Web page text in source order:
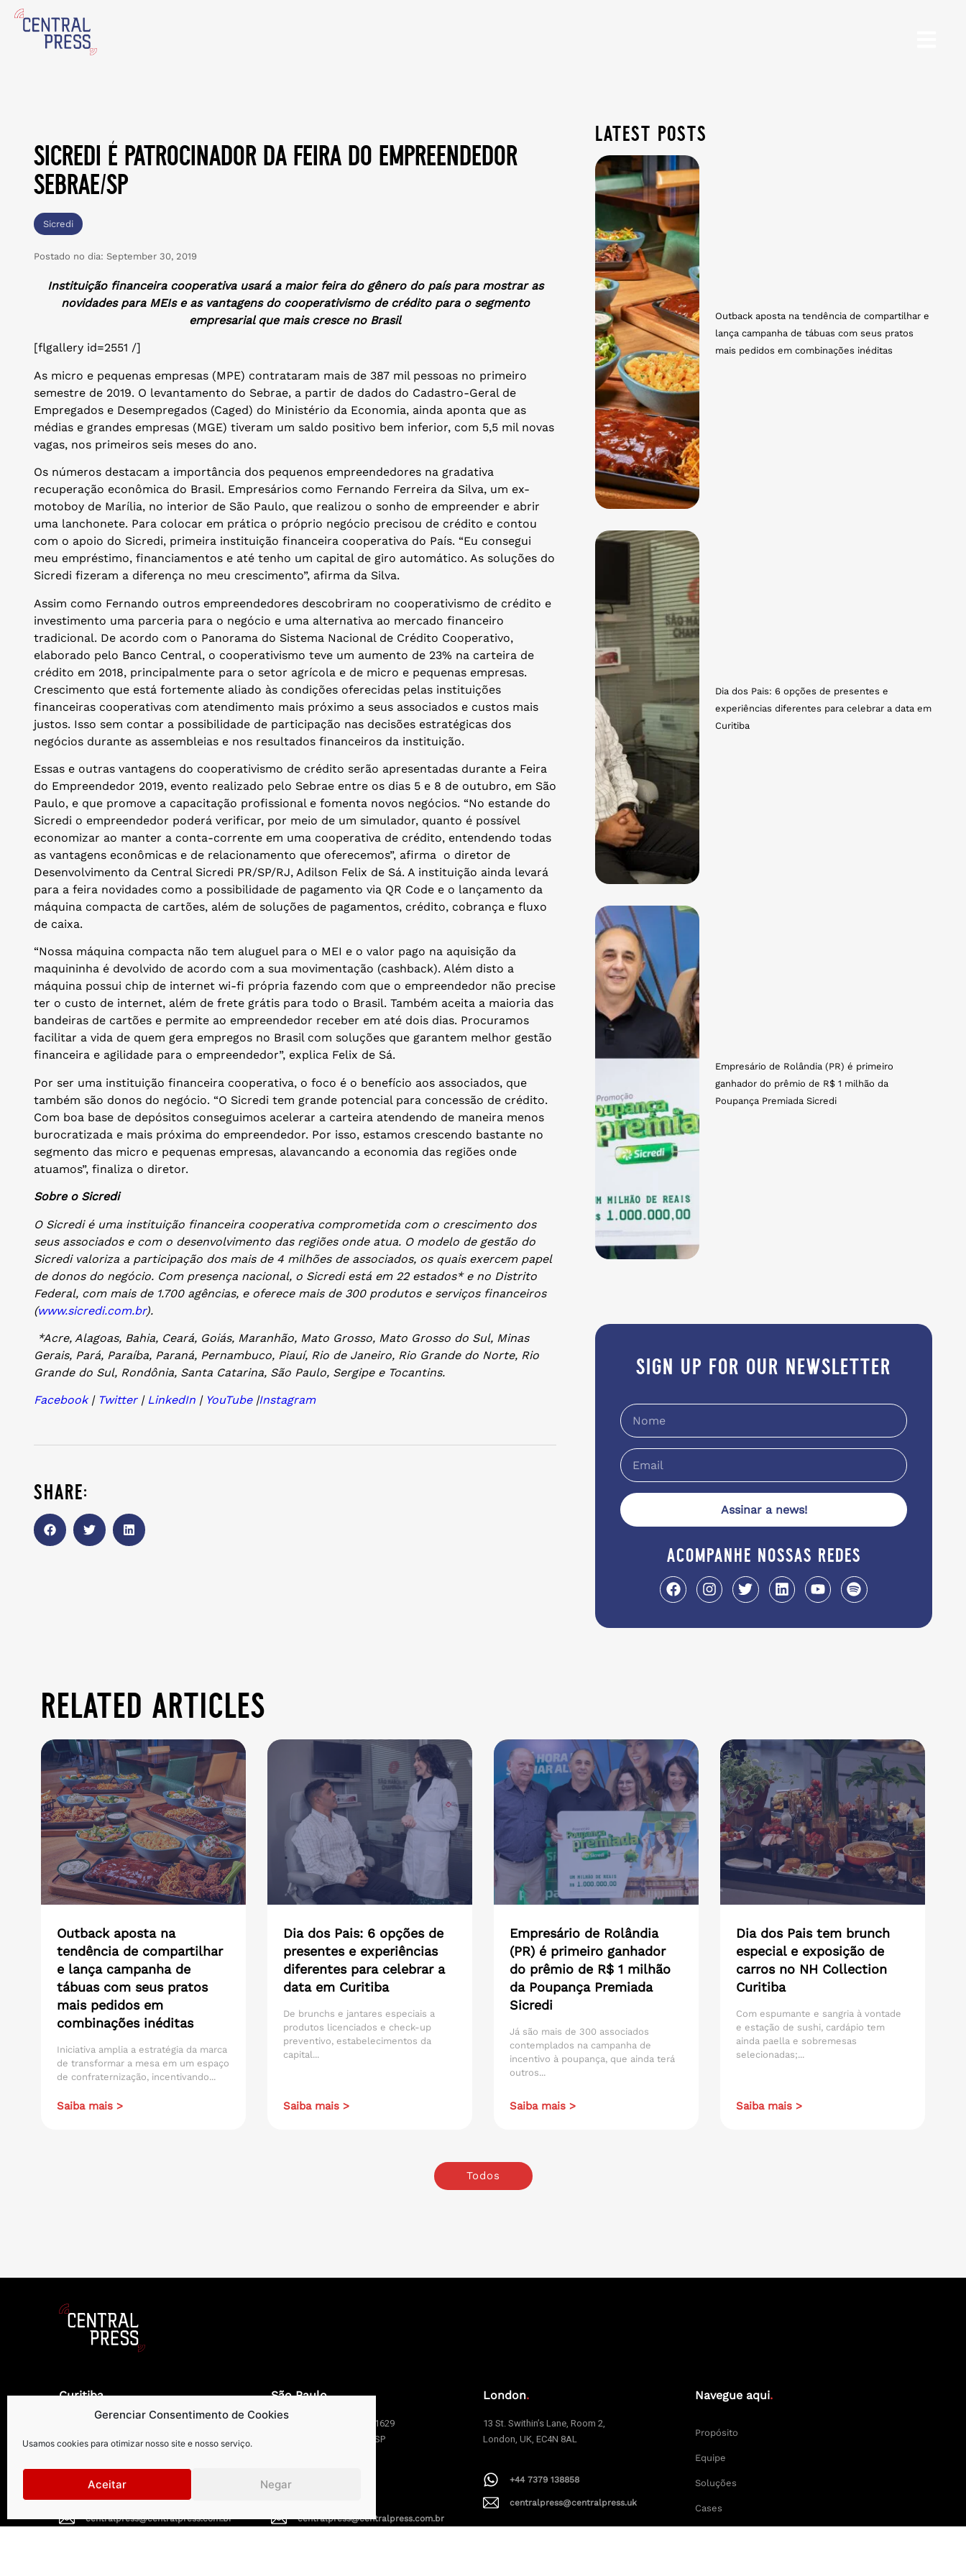
Gerenciar Consentimento de Cookies
Usamos cookies para otimizar nosso site e nosso serviço.
Aceitar Negar
sicredi é patrocinador da feira do empreendedor
sebrae/sp
Sicredi
Postado no dia: September 30, 2019
Instituição financeira cooperativa usará a maior feira do gênero do país para mostrar as
novidades para MEIs e as vantagens do cooperativismo de crédito para o segmento
empresarial que mais cresce no Brasil
[flgallery id=2551 /]
As micro e pequenas empresas (MPE) contrataram mais de 387 mil pessoas no primeiro
semestre de 2019. O levantamento do Sebrae, a partir de dados do Cadastro-Geral de
Empregados e Desempregados (Caged) do Ministério da Economia, ainda aponta que as
médias e grandes empresas (MGE) tiveram um saldo positivo bem inferior, com 5,5 mil novas
vagas, nos primeiros seis meses do ano.
Os números destacam a importância dos pequenos empreendedores na gradativa
recuperação econômica do Brasil. Empresários como Fernando Ferreira da Silva, um ex-
motoboy de Marília, no interior de São Paulo, que realizou o sonho de empreender e abrir
uma lanchonete. Para colocar em prática o próprio negócio precisou de crédito e contou
com o apoio do Sicredi, primeira instituição financeira cooperativa do País. “Eu consegui
meu empréstimo, financiamentos e até tenho um capital de giro automático. As soluções do
Sicredi fizeram a diferença no meu crescimento”, afirma da Silva.
Assim como Fernando outros empreendedores descobriram no cooperativismo de crédito e
investimento uma parceria para o negócio e uma alternativa ao mercado financeiro
tradicional. De acordo com o Panorama do Sistema Nacional de Crédito Cooperativo,
elaborado pelo Banco Central, o cooperativismo teve um aumento de 23% na carteira de
crédito em 2018, principalmente para o setor agrícola e de micro e pequenas empresas.
Crescimento que está fortemente aliado às condições oferecidas pelas instituições
financeiras cooperativas com atendimento mais próximo a seus associados e custos mais
justos. Isso sem contar a possibilidade de participação nas decisões estratégicas dos
negócios durante as assembleias e nos resultados financeiros da instituição.
Essas e outras vantagens do cooperativismo de crédito serão apresentadas durante a Feira
do Empreendedor 2019, evento realizado pelo Sebrae entre os dias 5 e 8 de outubro, em São
Paulo, e que promove a capacitação profissional e fomenta novos negócios. “No estande do
Sicredi o empreendedor poderá verificar, por meio de um simulador, quanto é possível
economizar ao manter a conta-corrente em uma cooperativa de crédito, entendendo todas
as vantagens econômicas e de relacionamento que oferecemos”, afirma o diretor de
Desenvolvimento da Central Sicredi PR/SP/RJ, Adilson Felix de Sá. A instituição ainda levará
para a feira novidades como a possibilidade de pagamento via QR Code e o lançamento da
máquina compacta de cartões, além de soluções de pagamentos, crédito, cobrança e fluxo
de caixa.
“Nossa máquina compacta não tem aluguel para o MEI e o valor pago na aquisição da
maquininha é devolvido de acordo com a sua movimentação (cashback). Além disto a
máquina possui chip de internet wi-fi própria fazendo com que o empreendedor não precise
ter o custo de internet, além de frete grátis para todo o Brasil. Também aceita a maioria das
bandeiras de cartões e permite ao empreendedor receber em até dois dias. Procuramos
facilitar a vida de quem gera empregos no Brasil com soluções que garantem melhor gestão
financeira e agilidade para o empreendedor”, explica Felix de Sá.
Por ser uma instituição financeira cooperativa, o foco é o benefício aos associados, que
também são donos do negócio. “O Sicredi tem grande potencial para concessão de crédito.
Com boa base de depósitos conseguimos acelerar a carteira atendendo de maneira menos
burocratizada e mais próxima do empreendedor. Por isso, estamos crescendo bastante no
segmento das micro e pequenas empresas, alavancando a economia das regiões onde
atuamos”, finaliza o diretor.
Sobre o Sicredi
O Sicredi é uma instituição financeira cooperativa comprometida com o crescimento dos
seus associados e com o desenvolvimento das regiões onde atua. O modelo de gestão do
Sicredi valoriza a participação dos mais de 4 milhões de associados, os quais exercem papel
de donos do negócio. Com presença nacional, o Sicredi está em 22 estados* e no Distrito
Federal, com mais de 1.700 agências, e oferece mais de 300 produtos e serviços financeiros
(www.sicredi.com.br).
*Acre, Alagoas, Bahia, Ceará, Goiás, Maranhão, Mato Grosso, Mato Grosso do Sul, Minas
Gerais, Pará, Paraíba, Paraná, Pernambuco, Piauí, Rio de Janeiro, Rio Grande do Norte, Rio
Grande do Sul, Rondônia, Santa Catarina, São Paulo, Sergipe e Tocantins.
Facebook| Twitter| LinkedIn | YouTube|Instagram
share:
latest posts
Outback aposta na tendência de compartilhar e
lança campanha de tábuas com seus pratos
mais pedidos em combinações inéditas
Dia dos Pais: 6 opções de presentes e
experiências diferentes para celebrar a data em
Curitiba
Empresário de Rolândia (PR) é primeiro
ganhador do prêmio de R$ 1 milhão da
Poupança Premiada Sicredi
sign up for our newsletter
Assinar a news!
acompanhe nossas redes
related articles
Outback aposta na
tendência de compartilhar
e lança campanha de
tábuas com seus pratos
mais pedidos em
combinações inéditas
Iniciativa amplia a estratégia da marca
de transformar a mesa em um espaço
de confraternização, incentivando...
Saiba mais >
Dia dos Pais: 6 opções de
presentes e experiências
diferentes para celebrar a
data em Curitiba
De brunchs e jantares especiais a
produtos licenciados e check-up
preventivo, estabelecimentos da
capital...
Saiba mais >
Empresário de Rolândia
(PR) é primeiro ganhador
do prêmio de R$ 1 milhão
da Poupança Premiada
Sicredi
Já são mais de 300 associados
contemplados na campanha de
incentivo à poupança, que ainda terá
outros...
Saiba mais >
Dia dos Pais tem brunch
especial e exposição de
carros no NH Collection
Curitiba
Com espumante e sangria à vontade
e estação de sushi, cardápio tem
ainda paella e sobremesas
selecionadas;...
Saiba mais >
Todos
Curitiba.
Rua Petit Carneiro, 1122 | 9º andar
Água Verde | Curitiba | PR |
+55 41 99273-8999 | +55 41 3026-2610
centralpress@centralpress.com.br
São Paulo.
Rua Gomes de Carvalho, 1629
Vila Olímpia | São Paulo | SP
centralpress@centralpress.com.br
London.
13 St. Swithin’s Lane, Room 2,
London, UK, EC4N 8AL
+44 7379 138858
centralpress@centralpress.uk
Navegue aqui.
Propósito
Equipe
Soluções
Cases